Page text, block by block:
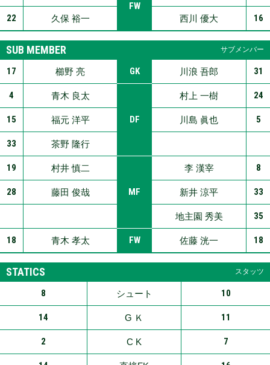
FW
22 久保 裕一 西川 優大 16
SUB MEMBER サブメンバー
17 櫛野 亮 GK 川浪 吾郎 31
4 青木 良太
DF
村上 一樹 24
15 福元 洋平 川島 眞也 5
33 茶野 隆行
19 村井 慎二
MF
李 漢宰 8
28 藤田 俊哉 新井 涼平 33
地主園 秀美 35
18 青木 孝太 FW 佐藤 洸一 18
STATICS スタッツ
8 シュート 10
14 G Ｋ 11
2 C K 7